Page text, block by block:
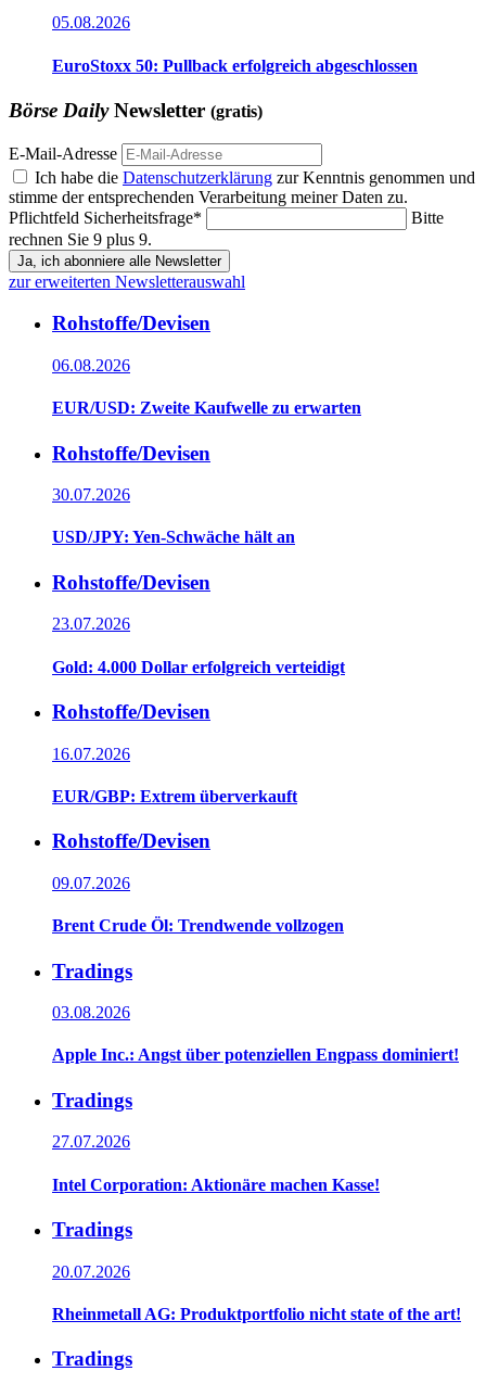
05.08.2026
EuroStoxx 50: Pullback erfolgreich abgeschlossen
Börse DailyNewsletter (gratis)
E-Mail-Adresse
Ich habe die Datenschutzerklärung zur Kenntnis genommen und
stimme der entsprechenden Verarbeitung meiner Daten zu.
Pflichtfeld Sicherheitsfrage*
Bitte
rechnen Sie 9 plus 9.
Ja, ich abonniere alle Newsletter
zur erweiterten Newsletterauswahl
Rohstoffe/Devisen
06.08.2026
EUR/USD: Zweite Kaufwelle zu erwarten
Rohstoffe/Devisen
30.07.2026
USD/JPY: Yen-Schwäche hält an
Rohstoffe/Devisen
23.07.2026
Gold: 4.000 Dollar erfolgreich verteidigt
Rohstoffe/Devisen
16.07.2026
EUR/GBP: Extrem überverkauft
Rohstoffe/Devisen
09.07.2026
Brent Crude Öl: Trendwende vollzogen
Tradings
03.08.2026
Apple Inc.: Angst über potenziellen Engpass dominiert!
Tradings
27.07.2026
Intel Corporation: Aktionäre machen Kasse!
Tradings
20.07.2026
Rheinmetall AG: Produktportfolio nicht state of the art!
Tradings